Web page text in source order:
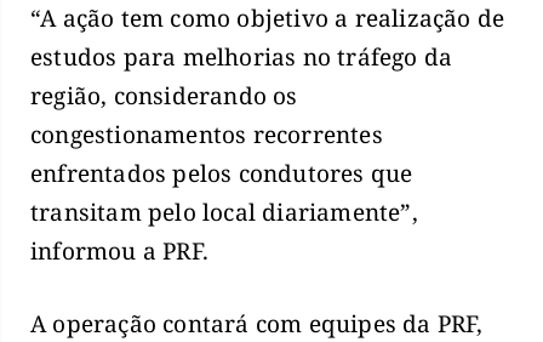
“A ação tem como objetivo a realização de
estudos para melhorias no tráfego da
região, considerando os
congestionamentos recorrentes
enfrentados pelos condutores que
transitam pelo local diariamente”,
informou a PRF.
A operação contará com equipes da PRF,